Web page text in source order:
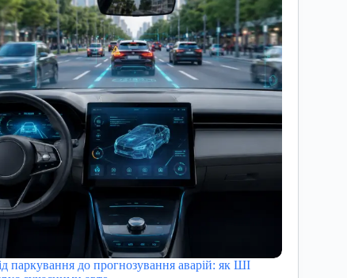
паркування до прогнозування аварій: як ШІ